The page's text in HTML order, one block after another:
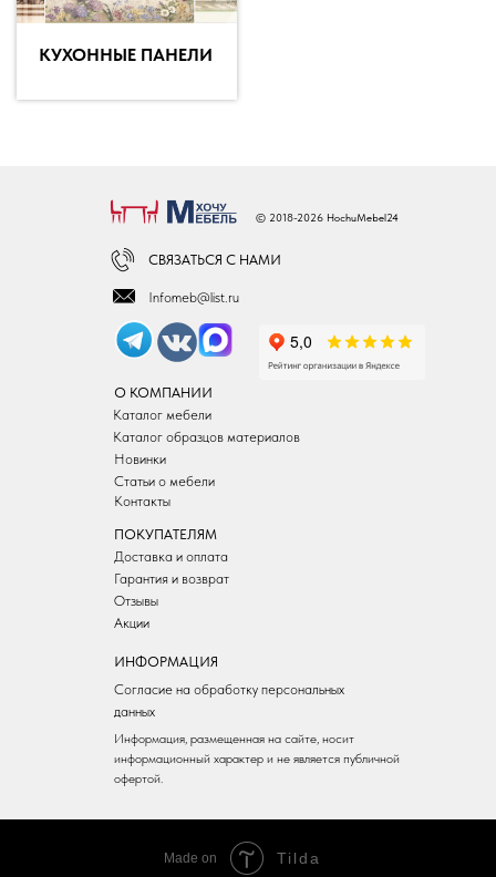
КУХОННЫЕ ПАНЕЛИ
© 2018-2026 HochuMebel24
Infomeb@list.ru
ИНФОРМАЦИЯ
ПОКУПАТЕЛЯМ
Согласие на обработку персональных
данных
Гарантия и возврат
Доставка и оплата
Отзывы
Каталог образцов материалов
Каталог мебели
Новинки
Статьи о мебели
Акции
О КОМПАНИИ
Информация, размещенная на сайте, носит
информационный характер и не является публичной
офертой.
Контакты
СВЯЗАТЬСЯ С НАМИ
Made on Tilda